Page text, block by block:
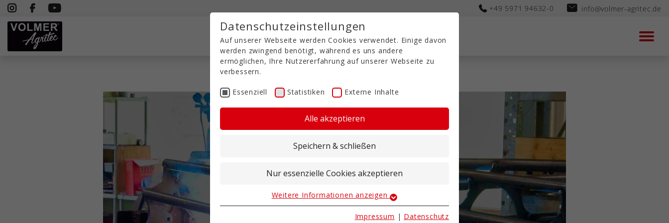
+49 5971 94632-0 info@volmer-agritec.de
Datenschutzeinstellungen
Auf unserer Webseite werden Cookies verwendet. Einige davon
werden zwingend benötigt, während es uns andere
ermöglichen, Ihre Nutzererfahrung auf unserer Webseite zu
verbessern.
Essenziell Statistiken Externe Inhalte
Alle akzeptieren
Speichern & schließen
Nur essenzielle Cookies akzeptieren
Essenzielle Cookies werden für grundlegende Funktionen der
Weitere Informationen anzeigen
Impressum | Datenschutz